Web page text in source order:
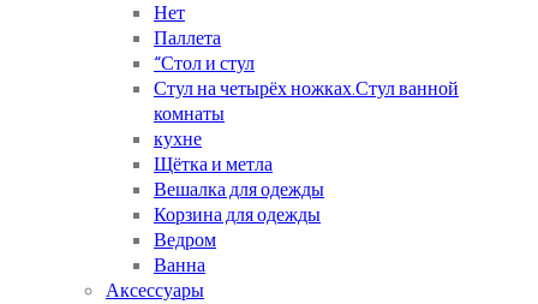
Нет
Паллета
“Стол и стул
Стул на четырёх ножках.Стул ванной
комнаты
кухне
Щётка и метла
Вешалка для одежды
Корзина для одежды
Ведром
Ванна
Аксессуары